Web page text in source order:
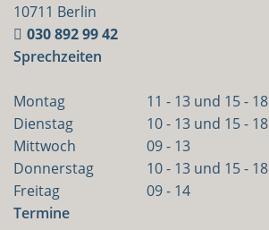
10711 Berlin
030 892 99 42
Sprechzeiten
Montag
11 - 13 und 15 - 18
Dienstag
10 - 13 und 15 - 18
Mittwoch
09 - 13
Donnerstag
10 - 13 und 15 - 18
Freitag
09 - 14
Termine